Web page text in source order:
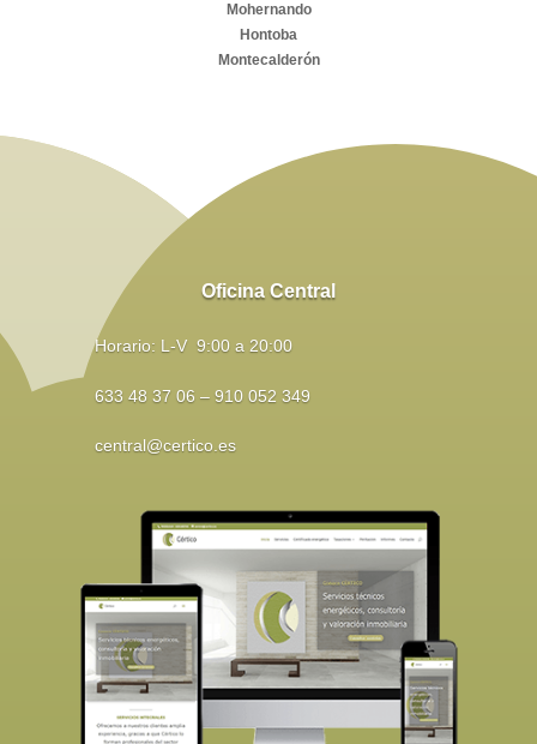
Mohernando
Hontoba
Montecalderón
Oficina Central
Horario: L-V 9:00 a 20:00
633 48 37 06 – 910 052 349
central@certico.es